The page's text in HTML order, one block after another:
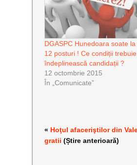
DGASPC Hunedoara soate
12 posturi ! Ce condiții
îndeplinească candidații ?
12 octombrie 2015
În „Comunicate”
« Hoţul afaceriştilor din
gratii (Știre anterioară)